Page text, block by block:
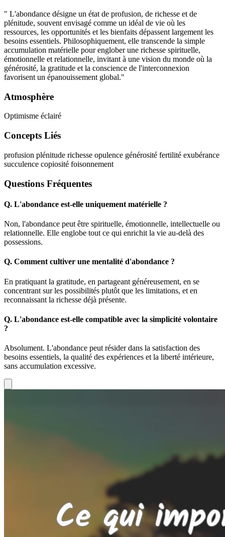
" L'abondance désigne un état de profusion, de richesse et de
plénitude, souvent envisagé comme un idéal de vie où les
ressources, les opportunités et les bienfaits dépassent largement les
besoins essentiels. Philosophiquement, elle transcende la simple
accumulation matérielle pour englober une richesse spirituelle,
émotionnelle et relationnelle, invitant à une vision du monde où la
générosité, la gratitude et la conscience de l'interconnexion
favorisent un épanouissement global."
Atmosphère
Optimisme éclairé
Concepts Liés
profusion plénitude richesse opulence générosité fertilité exubérance
succulence copiosité foisonnement
Questions Fréquentes
Q. L'abondance est-elle uniquement matérielle ?
Non, l'abondance peut être spirituelle, émotionnelle, intellectuelle ou
relationnelle. Elle englobe tout ce qui enrichit la vie au-delà des
possessions.
Q. Comment cultiver une mentalité d'abondance ?
En pratiquant la gratitude, en partageant généreusement, en se
concentrant sur les possibilités plutôt que les limitations, et en
reconnaissant la richesse déjà présente.
Q. L'abondance est-elle compatible avec la simplicité volontaire
?
Absolument. L'abondance peut résider dans la satisfaction des
besoins essentiels, la qualité des expériences et la liberté intérieure,
sans accumulation excessive.